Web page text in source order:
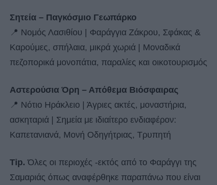
Σητεία – Παγκόσμιο Γεωπάρκο
📍 Νομός Λασιθίου | Φαράγγια Ζάκρου, Σφάκας &
Καρούμες, σπήλαια, μικρά χωριά | Μοναδικά
πεζοπορικά μονοπάτια, παραλίες και οικοτουρισμός
Αστερούσια Όρη – Απόθεμα Βιόσφαιρας
📍 Νότιο Ηράκλειο | Άγριες ακτές, μοναστήρια,
ασκηταριά | Σημεία με ιδιαίτερο ενδιαφέρον:
Καπετανιανά, Μονή Οδηγήτριας, Τρυπητή
Tip.Όλες οι περιοχές -εκτός από το Φαράγγι της
Σαμαριάς όπως αναφέρθηκε παραπάνω που είναι